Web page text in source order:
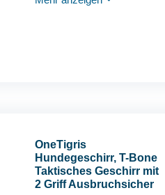
Verschleißfest,
OneTigris
Hundegeschirr, T-Bone
Taktisches Geschirr mit
2 Griff Ausbruchsicher